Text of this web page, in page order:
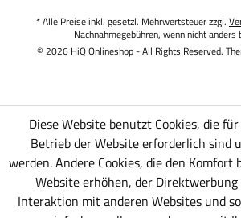
* Alle Preise inkl. gesetzl. Mehrwertsteuer zzgl.
Nachnahmegebühren, wenn nicht anders
© 2026 HiQ Onlineshop - All Rights Reserved.
Diese Website benutzt Cookies, die
Betrieb der Website erforderlich sind
werden. Andere Cookies, die den Komfort
Website erhöhen, der
Interaktion mit anderen Websites und